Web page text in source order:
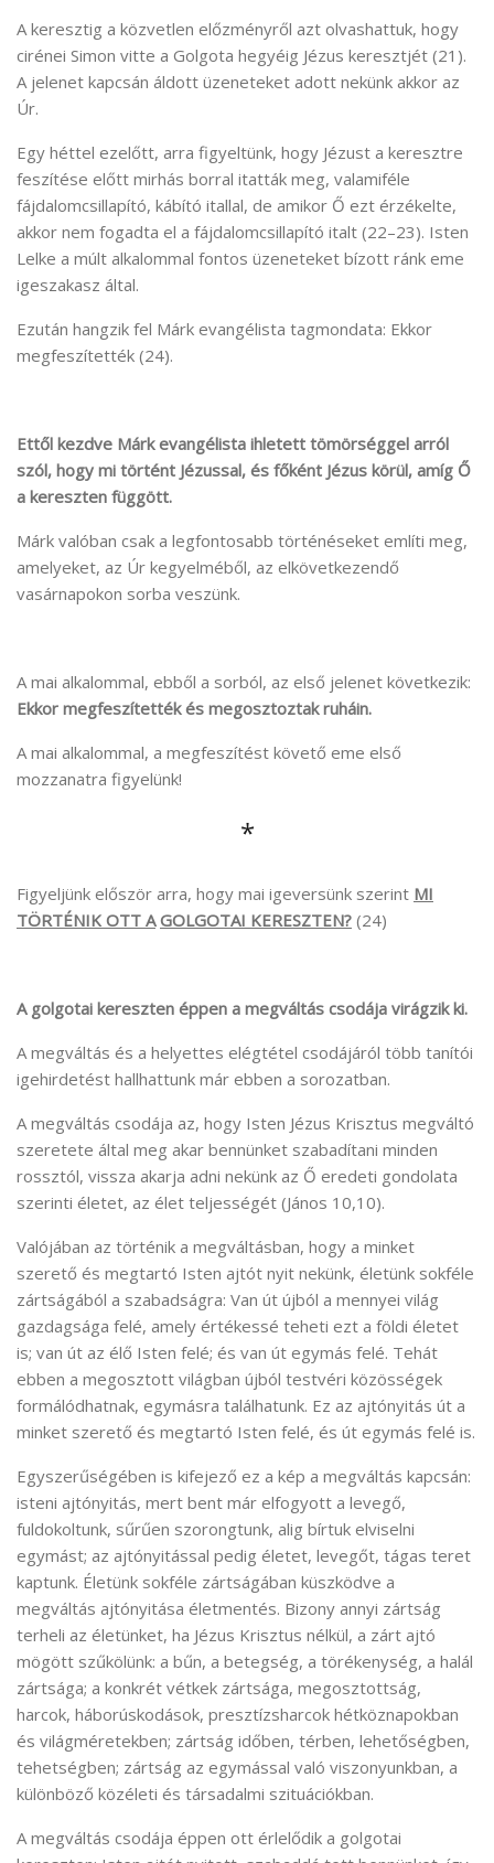
A keresztig a közvetlen előzményről azt olvashattuk, hogy
cirénei Simon vitte a Golgota hegyéig Jézus keresztjét (21).
A jelenet kapcsán áldott üzeneteket adott nekünk akkor az
Úr.
Egy héttel ezelőtt, arra figyeltünk, hogy Jézust a keresztre
feszítése előtt mirhás borral itatták meg, valamiféle
fájdalomcsillapító, kábító itallal, de amikor Ő ezt érzékelte,
akkor nem fogadta el a fájdalomcsillapító italt (22–23). Isten
Lelke a múlt alkalommal fontos üzeneteket bízott ránk eme
igeszakasz által.
Ezután hangzik fel Márk evangélista tagmondata: Ekkor
megfeszítették (24).
Ettől kezdve Márk evangélista ihletett tömörséggel arról
szól, hogy mi történt Jézussal, és főként Jézus körül, amíg Ő
a kereszten függött.
Márk valóban csak a legfontosabb történéseket említi meg,
amelyeket, az Úr kegyelméből, az elkövetkezendő
vasárnapokon sorba veszünk.
A mai alkalommal, ebből a sorból, az első jelenet következik:
Ekkor megfeszítették és megosztoztak ruháin.
A mai alkalommal, a megfeszítést követő eme első
mozzanatra figyelünk!
*
Figyeljünk először arra, hogy mai igeversünk szerint MI
TÖRTÉNIK OTT A GOLGOTAI KERESZTEN? (24)
A golgotai kereszten éppen a megváltás csodája virágzik ki.
A megváltás és a helyettes elégtétel csodájáról több tanítói
igehirdetést hallhattunk már ebben a sorozatban.
A megváltás csodája az, hogy Isten Jézus Krisztus megváltó
szeretete által meg akar bennünket szabadítani minden
rossztól, vissza akarja adni nekünk az Ő eredeti gondolata
szerinti életet, az élet teljességét (János 10,10).
Valójában az történik a megváltásban, hogy a minket
szerető és megtartó Isten ajtót nyit nekünk, életünk sokféle
zártságából a szabadságra: Van út újból a mennyei világ
gazdagsága felé, amely értékessé teheti ezt a földi életet
is; van út az élő Isten felé; és van út egymás felé. Tehát
ebben a megosztott világban újból testvéri közösségek
formálódhatnak, egymásra találhatunk. Ez az ajtónyitás út a
minket szerető és megtartó Isten felé, és út egymás felé is.
Egyszerűségében is kifejező ez a kép a megváltás kapcsán:
isteni ajtónyitás, mert bent már elfogyott a levegő,
fuldokoltunk, sűrűen szorongtunk, alig bírtuk elviselni
egymást; az ajtónyitással pedig életet, levegőt, tágas teret
kaptunk. Életünk sokféle zártságában küszködve a
megváltás ajtónyitása életmentés. Bizony annyi zártság
terheli az életünket, ha Jézus Krisztus nélkül, a zárt ajtó
mögött szűkölünk: a bűn, a betegség, a törékenység, a halál
zártsága; a konkrét vétkek zártsága, megosztottság,
harcok, háborúskodások, presztízsharcok hétköznapokban
és világméretekben; zártság időben, térben, lehetőségben,
tehetségben; zártság az egymással való viszonyunkban, a
különböző közéleti és társadalmi szituációkban.
A megváltás csodája éppen ott érlelődik a golgotai